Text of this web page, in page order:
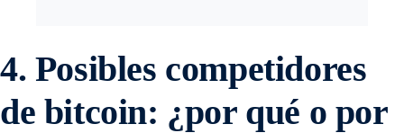
4. Posibles competidores
de bitcoin: ¿por qué o por